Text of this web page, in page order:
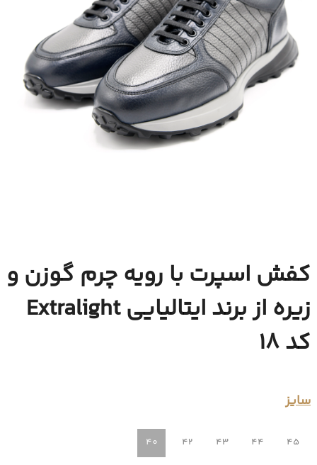
کفش اسپرت با رویه چرم گوزن و
زیره از برند ایتالیایی Extralight
کد 18
سایز
45
44
43
42
40